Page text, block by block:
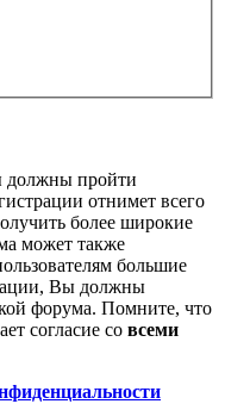
должны пройти
отнимет всего
более широкие
может также
большие
Вы должны
форума. Помните, что
согласие со всеми